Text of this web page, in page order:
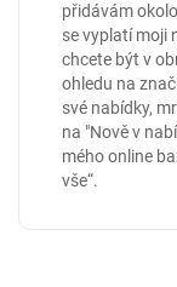
přidávám
se vyplatí moji
chcete být v
ohledu na
své nabídky,
na "Nově v
mého online
vše“.